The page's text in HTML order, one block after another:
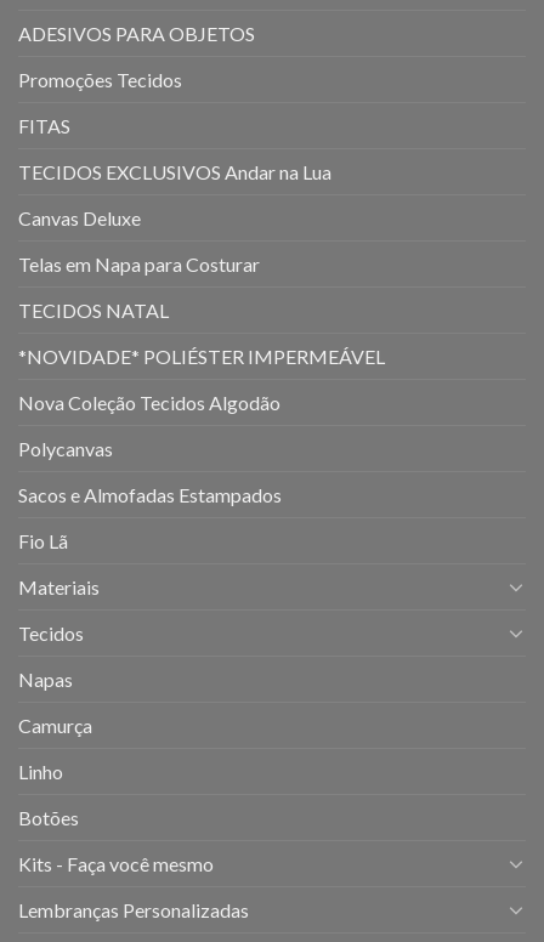
ADESIVOS PARA OBJETOS
Promoções Tecidos
FITAS
TECIDOS EXCLUSIVOS Andar na Lua
Canvas Deluxe
Telas em Napa para Costurar
TECIDOS NATAL
*NOVIDADE* POLIÉSTER IMPERMEÁVEL
Nova Coleção Tecidos Algodão
Polycanvas
Sacos e Almofadas Estampados
Fio Lã
Materiais
Tecidos
Napas
Camurça
Linho
Botões
Kits - Faça você mesmo
Lembranças Personalizadas